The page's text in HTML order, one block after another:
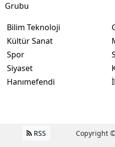
Grubu
Bilim Teknoloji
Kültür Sanat
Spor
Siyaset
Hanımefendi
RSS Copyright ©